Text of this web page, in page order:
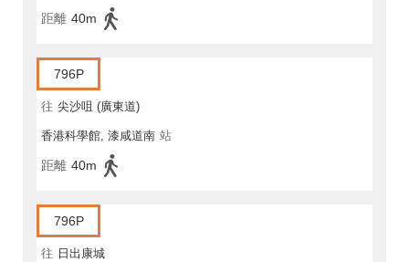
距離 40m
796P
往 尖沙咀 (廣東道)
香港科學館, 漆咸道南 站
距離 40m
796P
往 日出康城